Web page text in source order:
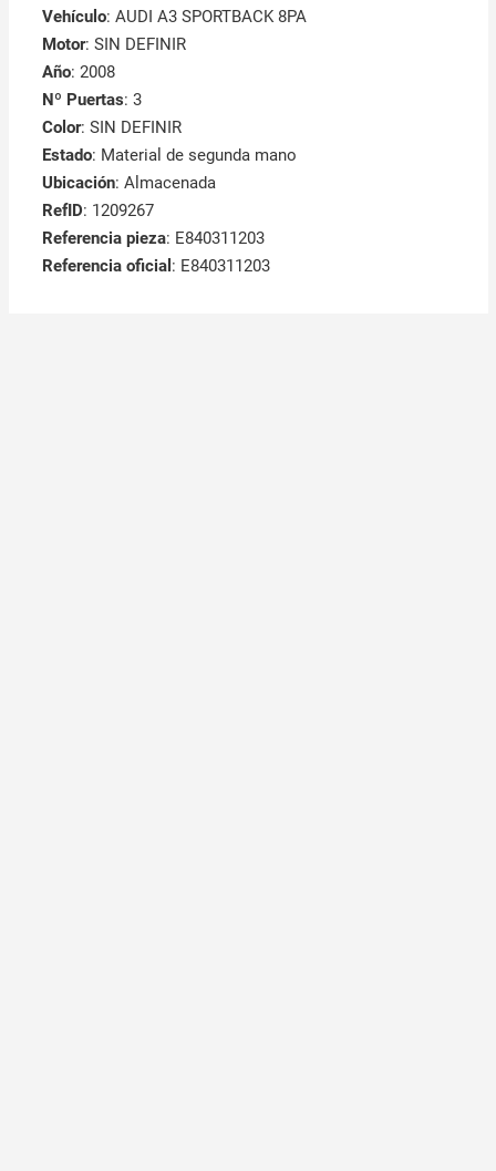
Vehículo: AUDI A3 SPORTBACK 8PA
Motor: SIN DEFINIR
Año: 2008
Nº Puertas: 3
Color: SIN DEFINIR
Estado: Material de segunda mano
Ubicación: Almacenada
RefID: 1209267
Referencia pieza: E840311203
Referencia oficial : E840311203